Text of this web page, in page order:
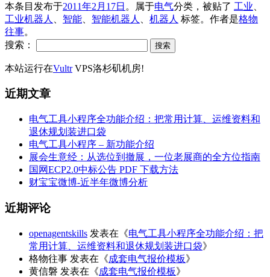
本条目发布于2011年2月17日 。属于电气分类，被贴了 工业
工业机器人
智能 智能机器人 机器人 标签。 作者是格物
往事。
搜索：
本站运行在VultrVPS洛杉矶机房!
近期文章
电气工具小程序全功能介绍：把常用计算、运维资料和
退休规划装进口袋
电气工具小程序 – 新功能介绍
展会生意经：从选位到撤展，一位老展商的全方位指南
国网ECP2.0中标公告 PDF 下载方法
财宝宝微博-近半年微博分析
近期评论
openagentskills 发表在《电气工具小程序全功能介绍：把
常用计算、运维资料和退休规划装进口袋》
格物往事 发表在《成套电气报价模板》
黄信磐 发表在《成套电气报价模板》